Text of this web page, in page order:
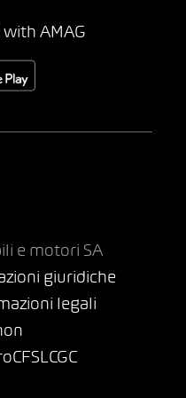
AMAG
e motori SA
giuridiche
legali
CFSLCGC